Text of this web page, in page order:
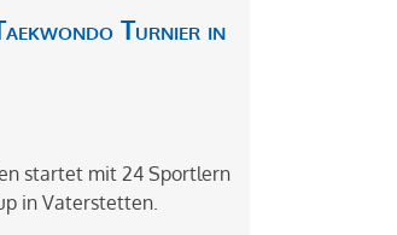
Turnier in
startet mit 24 Sportlern
in Vaterstetten.